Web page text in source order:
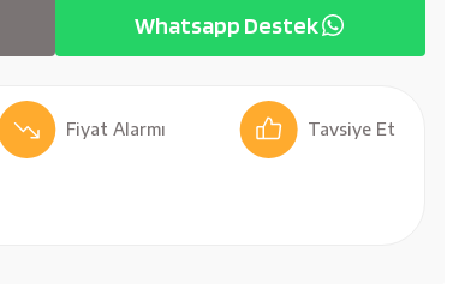
Whatsapp Destek
Fiyat Alarmı Tavsiye Et